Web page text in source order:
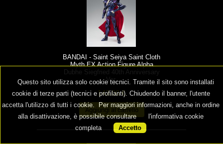
BANDAI - Saint Seiya Saint Cloth
Myth EX Action Figure Alpha
Dubhe Siegfried 40th Anniversary
Ver.
143,00 €
Aggiungi al carrello
Questo sito utilizza solo cookie tecnici. Tramite il sito sono installati
cookie di terze parti (tecnici e profilanti). Chiudendo il banner, l'utente
accetta l'utilizzo di tutti i cookie. Per maggiori informazioni, anche in ordine
alla disattivazione, è possibile consultare
l'informativa cookie
completa
Accetto